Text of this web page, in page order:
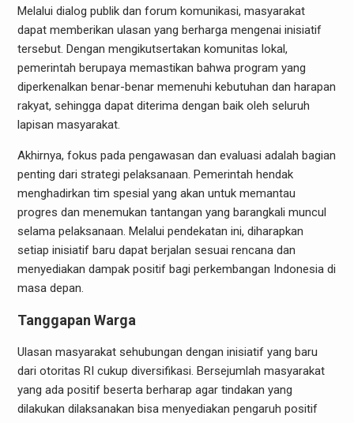
Melalui dialog publik dan forum komunikasi, masyarakat
dapat memberikan ulasan yang berharga mengenai inisiatif
tersebut. Dengan mengikutsertakan komunitas lokal,
pemerintah berupaya memastikan bahwa program yang
diperkenalkan benar-benar memenuhi kebutuhan dan harapan
rakyat, sehingga dapat diterima dengan baik oleh seluruh
lapisan masyarakat.
Akhirnya, fokus pada pengawasan dan evaluasi adalah bagian
penting dari strategi pelaksanaan. Pemerintah hendak
menghadirkan tim spesial yang akan untuk memantau
progres dan menemukan tantangan yang barangkali muncul
selama pelaksanaan. Melalui pendekatan ini, diharapkan
setiap inisiatif baru dapat berjalan sesuai rencana dan
menyediakan dampak positif bagi perkembangan Indonesia di
masa depan.
Tanggapan Warga
Ulasan masyarakat sehubungan dengan inisiatif yang baru
dari otoritas RI cukup diversifikasi. Bersejumlah masyarakat
yang ada positif beserta berharap agar tindakan yang
dilakukan dilaksanakan bisa menyediakan pengaruh positif